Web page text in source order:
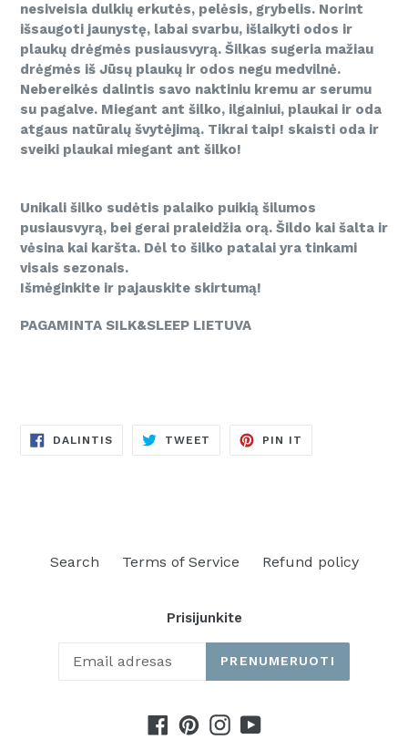
nesiveisia dulkių erkutės, pelėsis, grybelis. Norint
išsaugoti jaunystę, labai svarbu, išlaikyti odos ir
plaukų drėgmės pusiausvyrą. Šilkas sugeria mažiau
drėgmės iš Jūsų plaukų ir odos negu medvilnė.
Nebereikės dalintis savo naktiniu kremu ar serumu
su pagalve. Miegant ant šilko, ilgainiui, plaukai ir oda
atgaus natūralų švytėjimą. Tikrai taip! skaisti oda ir
sveiki plaukai miegant ant šilko!
Unikali šilko sudėtis palaiko puikią šilumos
pusiausvyrą, bei gerai praleidžia orą. Šildo kai šalta ir
vėsina kai karšta. Dėl to šilko patalai yra tinkami
visais sezonais.
Išmėginkite ir pajauskite skirtumą!
PAGAMINTA SILK&SLEEP LIETUVA
DALINTISDALINTIS
FACEBOOKE
TWEET
TWEETINTI
TVITERYJE
PIN IT
Search Terms of Service Refund policy
Prisijunkite
PRENUMERUOTI
Facebook
PinterestInstagram
YouTube